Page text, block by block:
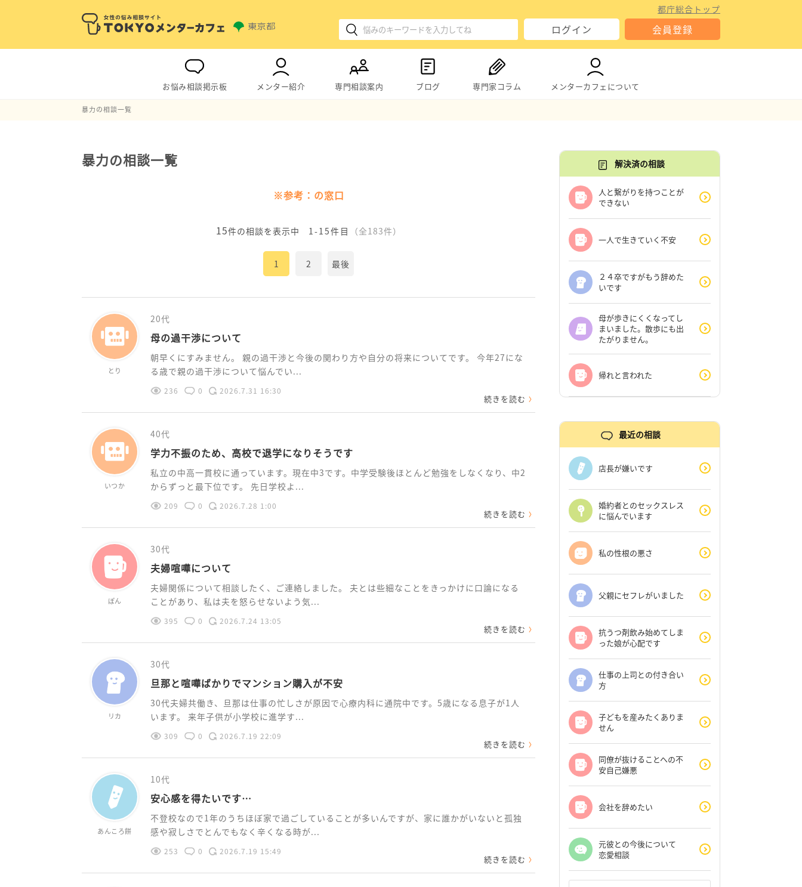
都庁総合トップ
ログイン 会員登録
お悩み相談掲示板 メンター紹介 専門相談案内 ブログ 専門家コラム メンターカフェについて
暴力の相談一覧
暴力の相談一覧
※参考：の窓口
15件の相談を表示中 1-15件目 （全183件）
1 2 最後
とり
20代
母の過干渉について
朝早くにすみません。 親の過干渉と今後の関わり方や自分の将来についてです。 今年27にな
る歳で親の過干渉について悩んでい...
236 0 2026.7.31 16:30
続きを読む
いつか
40代
学力不振のため、高校で退学になりそうです
私立の中高一貫校に通っています。現在中3です。中学受験後ほとんど勉強をしなくなり、中2
からずっと最下位です。 先日学校よ...
209 0 2026.7.28 1:00
続きを読む
ぽん
30代
夫婦喧嘩について
夫婦関係について相談したく、ご連絡しました。 夫とは些細なことをきっかけに口論になる
ことがあり、私は夫を怒らせないよう気...
395 0 2026.7.24 13:05
続きを読む
リカ
30代
旦那と喧嘩ばかりでマンション購入が不安
30代夫婦共働き、旦那は仕事の忙しさが原因で心療内科に通院中です。5歳になる息子が1人
います。 来年子供が小学校に進学す...
309 0 2026.7.19 22:09
続きを読む
あんころ餅
10代
安心感を得たいです…
不登校なので1年のうちほぼ家で過ごしていることが多いんですが、家に誰かがいないと孤独
感や寂しさでとんでもなく辛くなる時が...
253 0 2026.7.19 15:49
続きを読む
解決済の相談
人と繋がりを持つことが
できない
一人で生きていく不安
２４卒ですがもう辞めた
いです
母が歩きにくくなってし
まいました。散歩にも出
たがりません。
帰れと言われた
最近の相談
店長が嫌いです
婚約者とのセックスレス
に悩んでいます
私の性根の悪さ
父親にセフレがいました
抗うつ剤飲み始めてしま
った娘が心配です
仕事の上司との付き合い
方
子どもを産みたくありま
せん
同僚が抜けることへの不
安自己嫌悪
会社を辞めたい
元彼との今後について
恋愛相談